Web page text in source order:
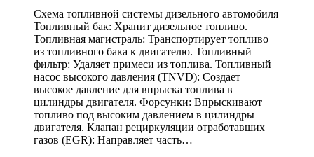
Схема топливной системы дизельного автомобиля
Топливный бак: Хранит дизельное топливо.
Топливная магистраль: Транспортирует топливо
из топливного бака к двигателю. Топливный
фильтр: Удаляет примеси из топлива. Топливный
насос высокого давления (TNVD): Создает
высокое давление для впрыска топлива в
цилиндры двигателя. Форсунки: Впрыскивают
топливо под высоким давлением в цилиндры
двигателя. Клапан рециркуляции отработавших
газов (EGR): Направляет часть…